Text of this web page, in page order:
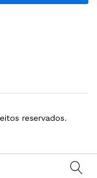
reservados.